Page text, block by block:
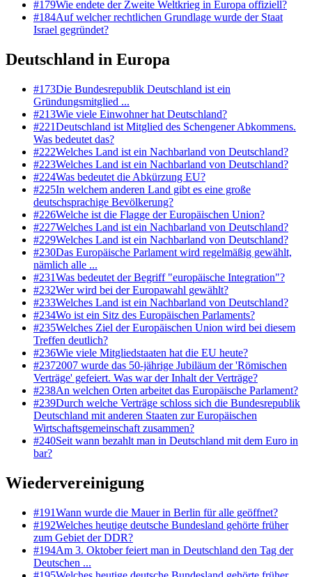
#179Wie endete der Zweite Weltkrieg in Europa offiziell?
#184Auf welcher rechtlichen Grundlage wurde der Staat
Israel gegründet?
Deutschland in Europa
#173Die Bundesrepublik Deutschland ist ein
Gründungsmitglied ...
#213Wie viele Einwohner hat Deutschland?
#221Deutschland ist Mitglied des Schengener Abkommens.
Was bedeutet das?
#222Welches Land ist ein Nachbarland von Deutschland?
#223Welches Land ist ein Nachbarland von Deutschland?
#224Was bedeutet die Abkürzung EU?
#225In welchem anderen Land gibt es eine große
deutschsprachige Bevölkerung?
#226Welche ist die Flagge der Europäischen Union?
#227Welches Land ist ein Nachbarland von Deutschland?
#229Welches Land ist ein Nachbarland von Deutschland?
#230Das Europäische Parlament wird regelmäßig gewählt,
nämlich alle ...
#231Was bedeutet der Begriff "europäische Integration"?
#232Wer wird bei der Europawahl gewählt?
#233Welches Land ist ein Nachbarland von Deutschland?
#234Wo ist ein Sitz des Europäischen Parlaments?
#235Welches Ziel der Europäischen Union wird bei diesem
Treffen deutlich?
#236Wie viele Mitgliedstaaten hat die EU heute?
#2372007 wurde das 50-jährige Jubiläum der 'Römischen
Verträge' gefeiert. Was war der Inhalt der Verträge?
#238An welchen Orten arbeitet das Europäische Parlament?
#239Durch welche Verträge schloss sich die Bundesrepublik
Deutschland mit anderen Staaten zur Europäischen
Wirtschaftsgemeinschaft zusammen?
#240Seit wann bezahlt man in Deutschland mit dem Euro in
bar?
Wiedervereinigung
#191Wann wurde die Mauer in Berlin für alle geöffnet?
#192Welches heutige deutsche Bundesland gehörte früher
zum Gebiet der DDR?
#194Am 3. Oktober feiert man in Deutschland den Tag der
Deutschen ...